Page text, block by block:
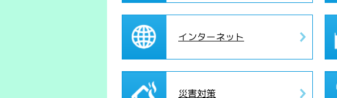
インターネット
災害対策